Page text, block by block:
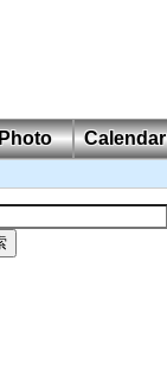
Photo Calendar